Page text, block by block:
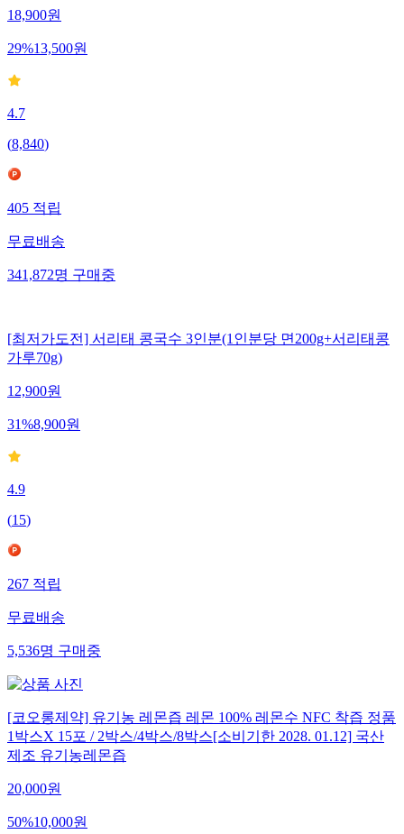
18,900원
29%13,500원
4.7
(8,840)
405적립
무료배송
341,872명구매중
[최저가도전] 서리태 콩국수 3인분(1인분당 면200g+서리태콩
가루70g)
12,900원
31%8,900원
4.9
(15)
267적립
무료배송
5,536명구매중
[코오롱제약] 유기농 레몬즙 레몬 100% 레몬수 NFC 착즙 정품
1박스X 15포 / 2박스/4박스/8박스[소비기한 2028. 01.12] 국산
제조 유기농레몬즙
20,000원
50%10,000원